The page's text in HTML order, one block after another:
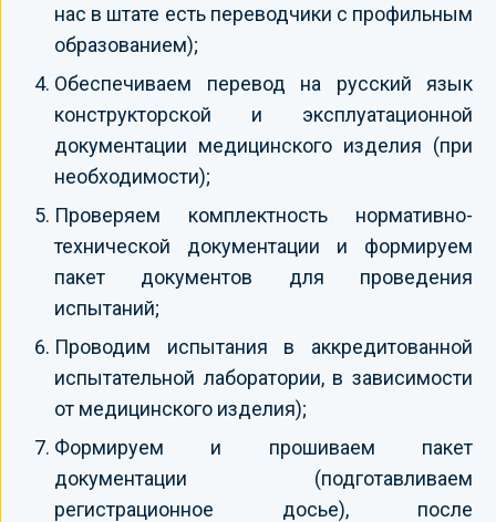
нас в штате есть переводчики с профильным
образованием);
Обеспечиваем перевод на русский язык
конструкторской и эксплуатационной
документации медицинского изделия (при
необходимости);
Проверяем комплектность нормативно-
технической документации и формируем
пакет документов для проведения
испытаний;
Проводим испытания в аккредитованной
испытательной лаборатории, в зависимости
от медицинского изделия);
Формируем и прошиваем пакет
документации (подготавливаем
регистрационное досье), после